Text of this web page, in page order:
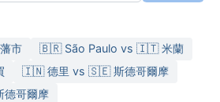
市
🇧🇷 São Paulo vs 🇮🇹 米蘭
🇮🇳 德里 vs 🇸🇪 斯德哥爾摩
哥爾摩